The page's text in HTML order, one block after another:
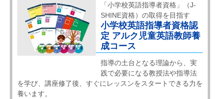
「小学校英語指導者資格」（J-
SHINE資格）の取得を目指す
小学校英語指導者資格認
定 アルク児童英語教師養
成コース
指導の土台となる理論から、実
践で必要になる教授法や指導法
を学び、講座修了後、すぐにレッスンをスタートできる力を
養います。